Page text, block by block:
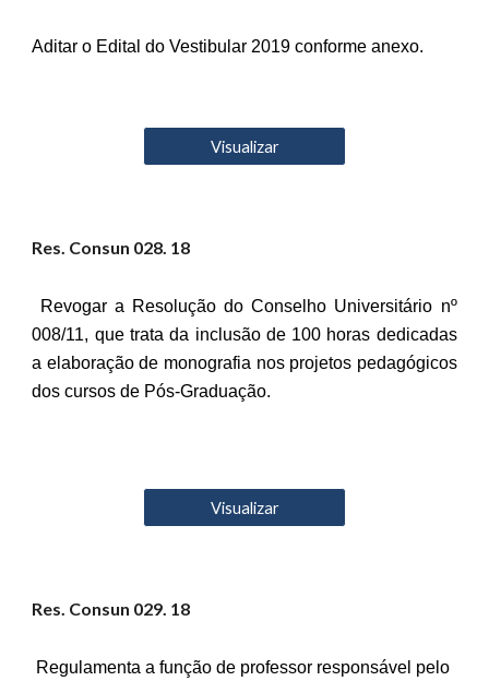
Aditar o Edital do Vestibular 2019 conforme anexo.
Visualizar
Res. Consun 028. 18
Revogar a Resolução do Conselho Universitário nº
008/11, que trata da inclusão de 100 horas dedicadas
a elaboração de monografia nos projetos pedagógicos
dos cursos de Pós-Graduação.
Visualizar
Res. Consun 029. 18
Regulamenta a função de professor responsável pelo